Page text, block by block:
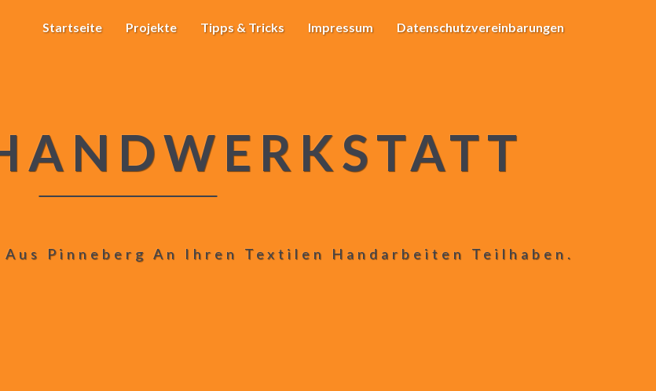
Startseite Projekte Tipps & Tricks Impressum Datenschutzvereinbarungen
Pinneberg An Ihren Textilen Handarbeiten Teilhaben.